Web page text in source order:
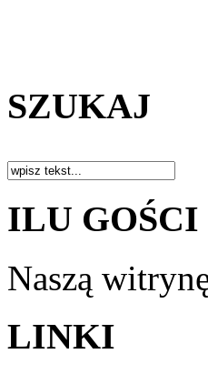
SZUKAJ
ILU GOŚCI
Naszą
LINKI